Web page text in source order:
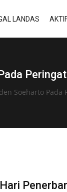
LANDAS
Soeharto